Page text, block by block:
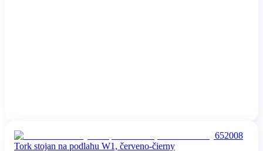
652008
Tork stojan na podlahu W1, červeno-čierny